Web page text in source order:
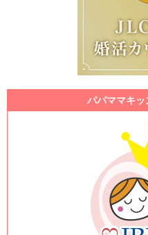
パパママキ